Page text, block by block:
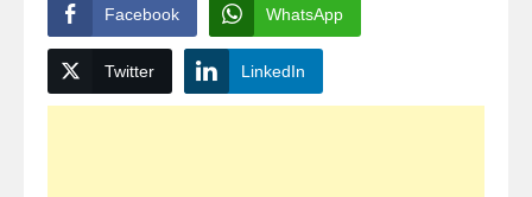
Facebook WhatsApp
Twitter LinkedIn